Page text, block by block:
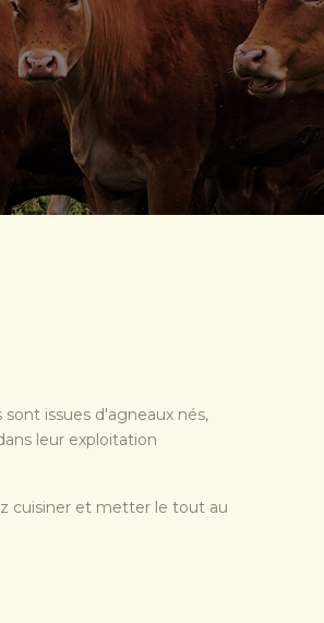
issues d'agneaux nés,
leur exploitation
cuisiner et metter le tout au